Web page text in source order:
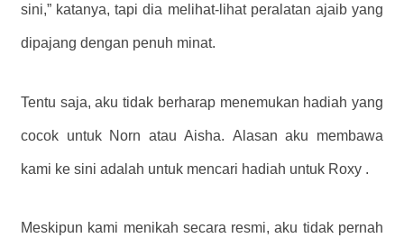
sini,” katanya, tapi dia melihat-lihat peralatan ajaib yang
dipajang dengan penuh minat.
Tentu saja, aku tidak berharap menemukan hadiah yang
cocok untuk Norn atau Aisha. Alasan aku membawa
kami ke sini adalah untuk mencari hadiah untuk Roxy .
Meskipun kami menikah secara resmi, aku tidak pernah